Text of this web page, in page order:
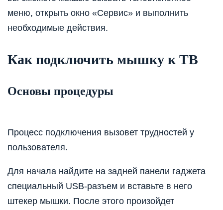
меню, открыть окно «Сервис» и выполнить
необходимые действия.
Как подключить мышку к ТВ
Основы процедуры
Процесс подключения вызовет трудностей у
пользователя.
Для начала найдите на задней панели гаджета
специальный USB-разъем и вставьте в него
штекер мышки. После этого произойдет